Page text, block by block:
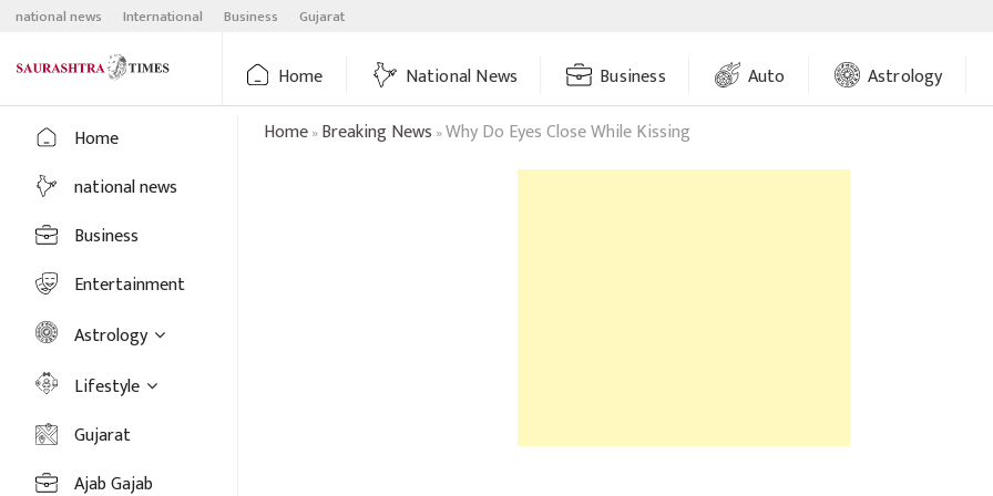
Skip
content
national news International Business Gujarat
Home National News Business Auto Astrology
Home
national news
Business
Entertainment
Astrology
Lifestyle
Gujarat
Ajab Gajab
Home»Breaking News »Why Do Eyes Close While Kissing